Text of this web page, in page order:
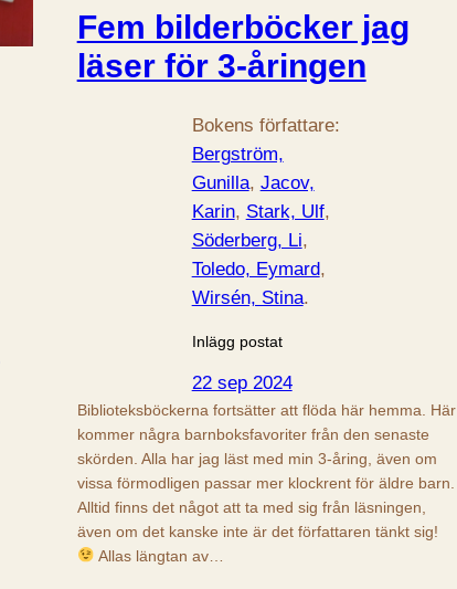
Fem bilderböcker jag
läser för 3-åringen
Bokens författare:
Bergström,
Gunilla, Jacov,
Karin, Stark, Ulf
Söderberg, Li
Toledo, Eymard
Wirsén, Stina.
Inlägg postat
22 sep 2024
Biblioteksböckerna fortsätter att flöda här hemma. Här
kommer några barnboksfavoriter från den senaste
skörden. Alla har jag läst med min 3-åring, även om
vissa förmodligen passar mer klockrent för äldre barn.
Alltid finns det något att ta med sig från läsningen,
även om det kanske inte är det författaren tänkt sig!
Allas längtan av…